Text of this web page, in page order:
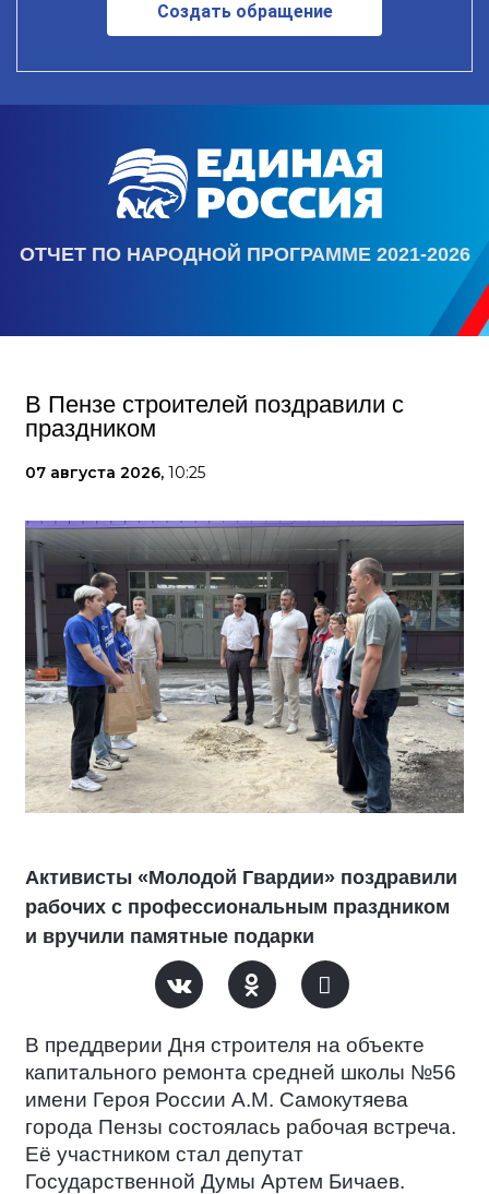
Создать обращение
ОТЧЕТ ПО НАРОДНОЙ ПРОГРАММЕ 2021-2026
В Пензе строителей поздравили с
праздником
07 августа 2026, 10:25
Активисты «Молодой Гвардии» поздравили
рабочих с профессиональным праздником
и вручили памятные подарки
В преддверии Дня строителя на объекте
капитального ремонта средней школы №56
имени Героя России А.М. Самокутяева
города Пензы состоялась рабочая встреча.
Её участником стал депутат
Государственной Думы Артем Бичаев.